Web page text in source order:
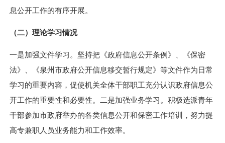
息公开工作的有序开展。
（二）理论学习情况
一是加强文件学习。坚持把《政府信息公开条例》、《保密
法》、《泉州市政府公开信息移交暂行规定》等文件作为日常
学习的重要内容，促使机关全体干部职工充分认识政府信息公
开工作的重要性和必要性。二是加强业务学习。积极选派青年
干部参加市政府举办的各类信息公开和保密工作培训，努力提
高专兼职人员业务能力和工作效率。